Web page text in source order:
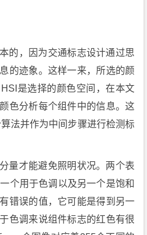
的，因为交通标志设计通过思
的迹象。这样一来，所选的颜
是选择的颜色空间，在本文
色分析每个组件中的信息。这
法并作为中间步骤进行检测标
量才能避免照明状况。两个表
个用于色调以及另一个是饱和
错误的值，它可能是得到另一
色调来说组件标志的红色有很